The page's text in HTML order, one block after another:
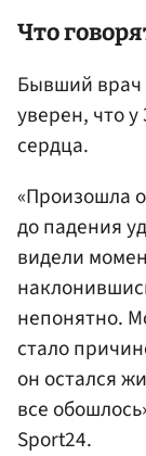
Что
Бывший врач
уверен, что
сердца.
«Произошла
до падения
видели
непонятно.
стало
он остался
все
Sport24.